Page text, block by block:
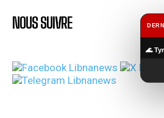
NOUS SUIVRE
🌊